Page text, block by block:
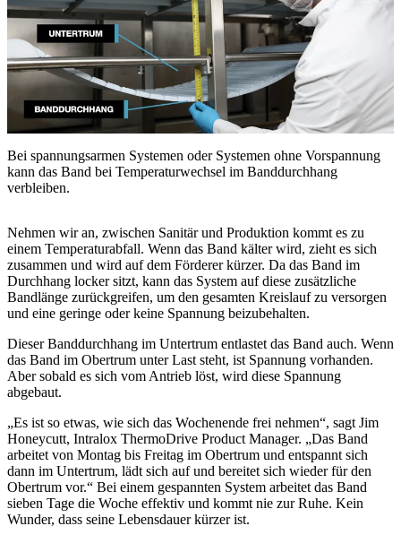
Bei spannungsarmen Systemen oder Systemen ohne Vorspannung
kann das Band bei Temperaturwechsel im Banddurchhang
verbleiben.
Nehmen wir an, zwischen Sanitär und Produktion kommt es zu
einem Temperaturabfall. Wenn das Band kälter wird, zieht es sich
zusammen und wird auf dem Förderer kürzer. Da das Band im
Durchhang locker sitzt, kann das System auf diese zusätzliche
Bandlänge zurückgreifen, um den gesamten Kreislauf zu versorgen
und eine geringe oder keine Spannung beizubehalten.
Dieser Banddurchhang im Untertrum entlastet das Band auch. Wenn
das Band im Obertrum unter Last steht, ist Spannung vorhanden.
Aber sobald es sich vom Antrieb löst, wird diese Spannung
abgebaut.
„Es ist so etwas, wie sich das Wochenende frei nehmen“, sagt Jim
Honeycutt, Intralox ThermoDrive Product Manager. „Das Band
arbeitet von Montag bis Freitag im Obertrum und entspannt sich
dann im Untertrum, lädt sich auf und bereitet sich wieder für den
Obertrum vor.“ Bei einem gespannten System arbeitet das Band
sieben Tage die Woche effektiv und kommt nie zur Ruhe. Kein
Wunder, dass seine Lebensdauer kürzer ist.